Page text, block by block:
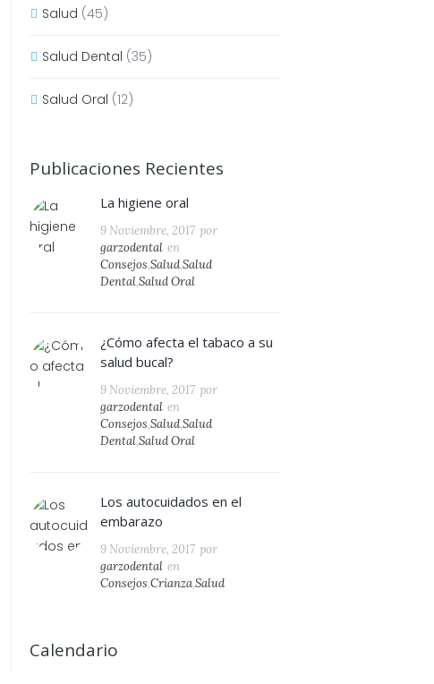
Salud (45)
Salud Dental (35)
Salud Oral (12)
Publicaciones Recientes
La higiene oral
9 Noviembre, 2017 por
garzodental en
Consejos,Salud,Salud
Dental,Salud Oral
¿Cómo afecta el tabaco a su
salud bucal?
9 Noviembre, 2017 por
garzodental en
Consejos,Salud,Salud
Dental,Salud Oral
Los autocuidados en el
embarazo
9 Noviembre, 2017 por
garzodental en
Consejos,Crianza,Salud
Calendario